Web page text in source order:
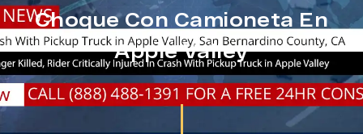
Choque Con Camioneta En
Apple Valley